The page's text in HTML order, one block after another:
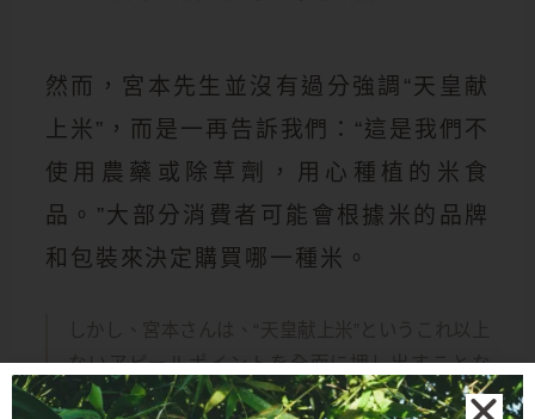
然而，宮本先生並沒有過分強調“天皇献
上米”，而是一再告訴我們：“這是我們不
使用農藥或除草劑，用心種植的米食
品。”大部分消費者可能會根據米的品牌
和包裝來決定購買哪一種米。
ないアピールポイントを全面に押し出すことな
く、あくまでも「農薬や除草剤を使わず、心を込